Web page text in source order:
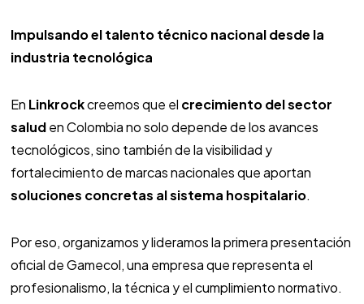
Impulsando el talento técnico nacional desde la
industria tecnológica
En Linkrockcreemos que el crecimiento del sector
saluden Colombia no solo depende de los avances
tecnológicos, sino también de la visibilidad y
fortalecimiento de marcas nacionales que aportan
soluciones concretas al sistema hospitalario.
Por eso, organizamos y lideramos la primera presentación
oficial de Gamecol, una empresa que representa el
profesionalismo, la técnica y el cumplimiento normativo.